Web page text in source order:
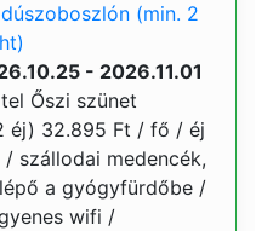
(min. 2
- 2026.11.01
Őszi szünet
éj) 32.895 Ft / fő / éj
szállodai medencék,
a gyógyfürdőbe /
wifi /